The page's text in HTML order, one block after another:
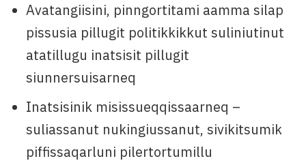
Avatangiisini, pinngortitami aamma silap
pissusia pillugit politikkikkut suliniutinut
atatillugu inatsisit pillugit
siunnersuisarneq
Inatsisinik misissueqqissaarneq –
suliassanut nukingiussanut, sivikitsumik
piffissaqarluni pilertortumillu